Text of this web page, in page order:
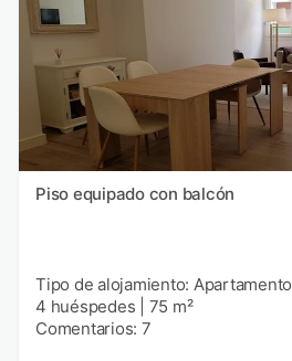
Piso equipado con balcón
Tipo de alojamiento: Apartamento
4 huéspedes
75 m²
Comentarios: 7